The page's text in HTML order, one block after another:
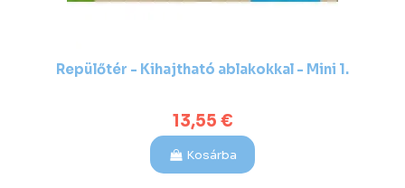
Repülőtér - Kihajtható ablakokkal - Mini 1.
13,55 €
Kosárba